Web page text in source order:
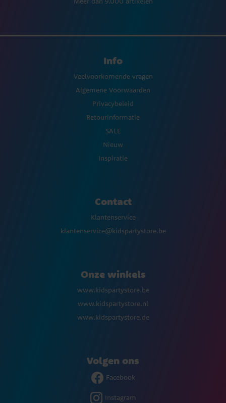
Info
Veelvoorkomende vragen
Algemene Voorwaarden
Privacybeleid
Retourinformatie
SALE
Nieuw
Inspiratie
Contact
Klantenservice
klantenservice@kidspartystore.be
Onze winkels
www.kidspartystore.be
www.kidspartystore.nl
www.kidspartystore.de
Volgen ons
Facebook
Instagram